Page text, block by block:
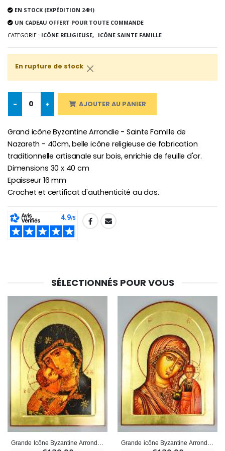
€78.00 €58.50
€9.90
€4.90 €23.00
EN STOCK (EXPÉDITION 24H)
UN CADEAU OFFERT POUR TOUTE COMMANDE
CATEGORIE : ICÔNE RELIGIEUSE, ICÔNE SAINTE FAMILLE
En rupture de stock
- + AJOUTER AU PANIER
Grand icône Byzantine Arrondie - Sainte Famille de
Nazareth - 40cm, belle icône religieuse de fabrication
traditionnelle artisanale sur bois, enrichie de feuille d'or.
Dimensions 30 x 40 cm
Epaisseur 16 mm
Crochet et certificat d'authenticité au dos.
SHARE:
SÉLECTIONNÉS POUR VOUS